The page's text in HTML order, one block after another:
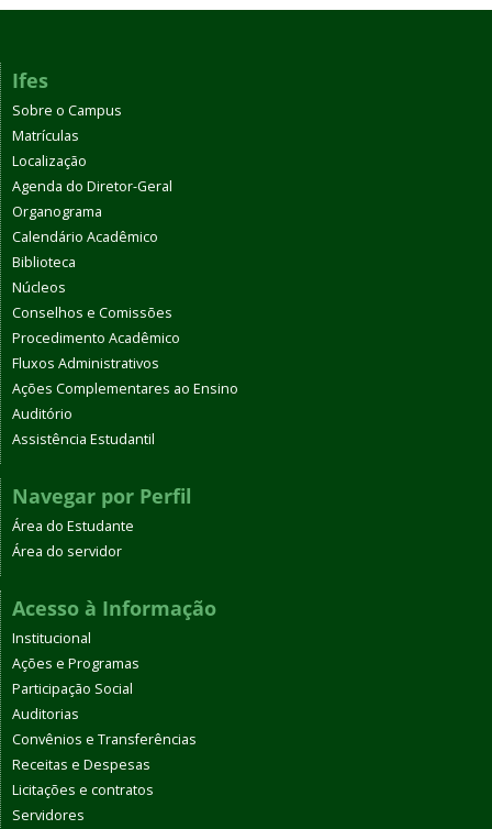
Ifes
Sobre o Campus
Matrículas
Localização
Agenda do Diretor-Geral
Organograma
Calendário Acadêmico
Biblioteca
Núcleos
Conselhos e Comissões
Procedimento Acadêmico
Fluxos Administrativos
Ações Complementares ao Ensino
Auditório
Assistência Estudantil
Navegar por Perfil
Área do Estudante
Área do servidor
Acesso à Informação
Institucional
Ações e Programas
Participação Social
Auditorias
Convênios e Transferências
Receitas e Despesas
Licitações e contratos
Servidores